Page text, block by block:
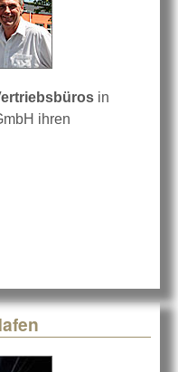
in
ihren